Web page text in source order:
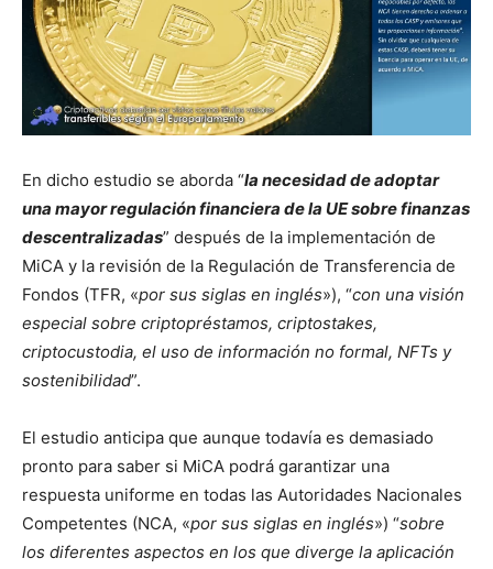
En dicho estudio se aborda “la necesidad de adoptar
una mayor regulación financiera de la UE sobre finanzas
descentralizadas” después de la implementación de
MiCA y la revisión de la Regulación de Transferencia de
Fondos (TFR, «por sus siglas en inglés»), “con una visión
especial sobre criptopréstamos, criptostakes,
criptocustodia, el uso de información no formal, NFTs y
sostenibilidad”.
El estudio anticipa que aunque todavía es demasiado
pronto para saber si MiCA podrá garantizar una
respuesta uniforme en todas las Autoridades Nacionales
Competentes (NCA, «por sus siglas en inglés») “sobre
los diferentes aspectos en los que diverge la aplicación